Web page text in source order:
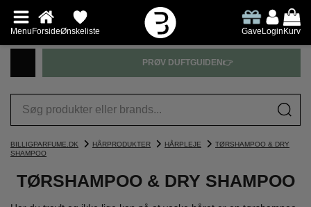
MenuForsideØnskeliste GaveLoginKurv
PRØV DUFTGUIDEN👉
BILLIGPARFUME.DK HÅRPRODUKTER HÅRPLEJE
TØRSHAMPOO & DRY
SHAMPOO
TØRSHAMPOO & DRY SHAMPOO